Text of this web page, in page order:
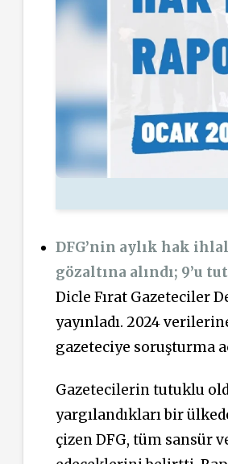
DFG’nin aylık hak
gözaltına alındı; 9’u
Dicle Fırat Gazeteciler
yayınladı. 2024
gazeteciye soruşturma
Gazetecilerin tutuklu
yargılandıkları bir
çizen DFG, tüm sansür